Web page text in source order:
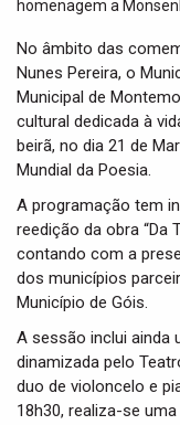
No âmbito das
Nunes Pereira, o
Municipal de
cultural dedicada à
beirã, no dia 21 de
Mundial da Poesia.
A programação tem
reedição da obra “Da
contando com a
dos municípios
Município de Góis.
A sessão inclui ainda
dinamizada pelo
duo de violoncelo e
18h30, realiza-se